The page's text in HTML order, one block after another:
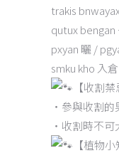
trakis
qutux
pxyan 曬 /
smku kho 入
【收割禁
‧參與收割的
‧收割時不可
【植物小